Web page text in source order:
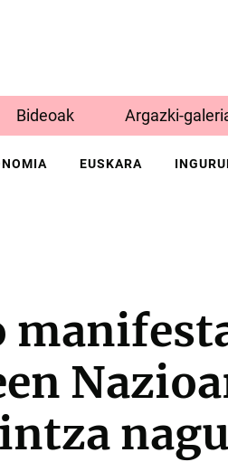
Bideoak Argazki-
EUSKARA